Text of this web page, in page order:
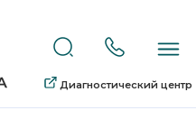
Диагностический центр